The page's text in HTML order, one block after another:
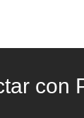
con